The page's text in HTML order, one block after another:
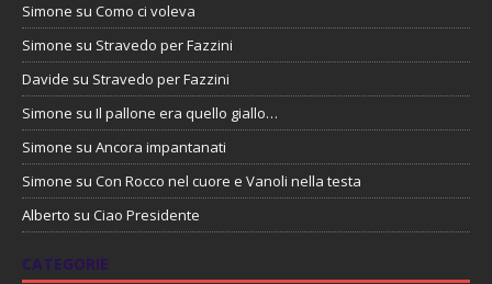
Simone su Como ci voleva
Simone su Stravedo per Fazzini
Davide su Stravedo per Fazzini
Simone su Il pallone era quello giallo…
Simone su Ancora impantanati
Simone su Con Rocco nel cuore e Vanoli nella testa
Alberto su Ciao Presidente
CATEGORIE